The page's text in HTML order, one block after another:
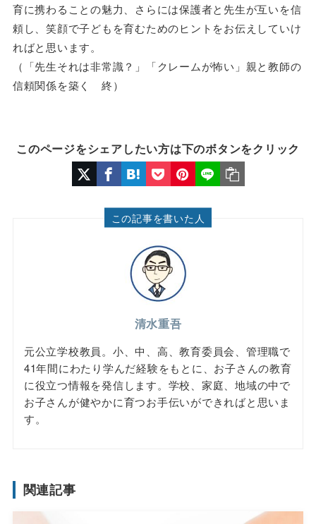
育に携わることの魅力、さらには保護者と先生が互いを信
頼し、笑顔で子どもを育むためのヒントをお伝えしていけ
ればと思います。
（「先生それは非常識？」「クレームが怖い」親と教師の
信頼関係を築く 終）
このページをシェアしたい方は下のボタンをクリック
この記事を書いた人
清水重吾
元公立学校教員。小、中、高、教育委員会、管理職で
41年間にわたり学んだ経験をもとに、お子さんの教育
に役立つ情報を発信します。学校、家庭、地域の中で
お子さんが健やかに育つお手伝いができればと思いま
す。
関連記事